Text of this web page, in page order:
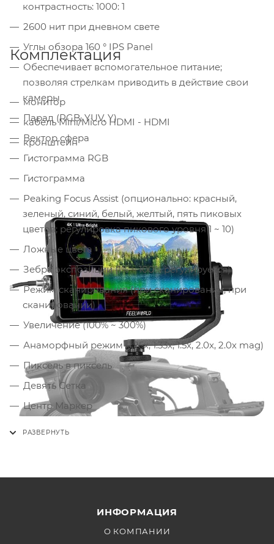
контрастность: 1000: 1
2600 нит при дневном свете
Углы обзора 160 ° IPS Panel
Обеспечивает вспомогательное питание;
позволяя стрелкам приводить в действие свои
камеры
Парад (RGB, YUV, Y)
Вектор сфера
Гистограмма RGB
Гистограмма
Peaking Focus Assist (опционально: красный,
зеленый, синий, белый, желтый, пять пиковых
цветов; регулировка пикового уровня 1 ~ 10)
Ложные цвета
Зебра экспозиции (1% ~ 100% регулируется)
Режим сканирования (при сканировании, при
сканировании)
Увеличение (100% ~ 300%)
Анаморфный режим (1.25x, 1.33x, 1.5x, 2.0x, 2.0x mag)
Пиксель в пиксель
Девять Сетка
Центр Маркер
Цвет маркера (красный, зеленый, синий, белый,
Поле проверки (красный, зеленый, синий, серый)
Отражение изображения (H, V, H / V)
Комплектация
монитор
кабель Mini/Micro HDMI - HDMI
кронштейн
ИНФОРМАЦИЯ
О КОМПАНИИ